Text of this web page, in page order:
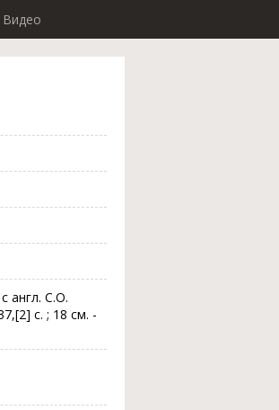
Видео
англ. С.О.
с. ; 18 см. -